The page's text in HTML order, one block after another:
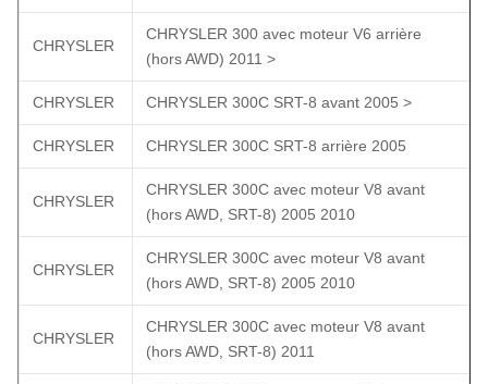
CHRYSLER
CHRYSLER 300 avec moteur V6 arrière
(hors AWD) 2011 >
CHRYSLER CHRYSLER 300C SRT-8 avant 2005 >
CHRYSLER CHRYSLER 300C SRT-8 arrière 2005
CHRYSLER
CHRYSLER 300C avec moteur V8 avant
(hors AWD, SRT-8) 2005 2010
CHRYSLER
CHRYSLER 300C avec moteur V8 avant
(hors AWD, SRT-8) 2005 2010
CHRYSLER
CHRYSLER 300C avec moteur V8 avant
(hors AWD, SRT-8) 2011